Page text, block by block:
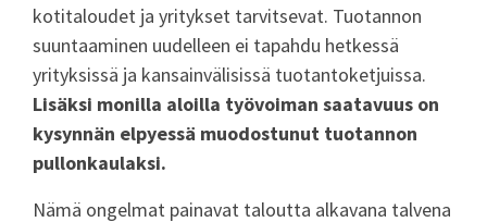
kotitaloudet ja yritykset tarvitsevat. Tuotannon
suuntaaminen uudelleen ei tapahdu hetkessä
yrityksissä ja kansainvälisissä tuotantoketjuissa.
Lisäksi monilla aloilla työvoiman saatavuus on
kysynnän elpyessä muodostunut tuotannon
pullonkaulaksi.
Nämä ongelmat painavat taloutta alkavana talvena